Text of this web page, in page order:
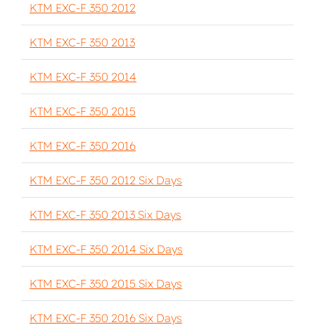
KTM EXC-F 350 2012
KTM EXC-F 350 2013
KTM EXC-F 350 2014
KTM EXC-F 350 2015
KTM EXC-F 350 2016
KTM EXC-F 350 2012 Six Days
KTM EXC-F 350 2013 Six Days
KTM EXC-F 350 2014 Six Days
KTM EXC-F 350 2015 Six Days
KTM EXC-F 350 2016 Six Days